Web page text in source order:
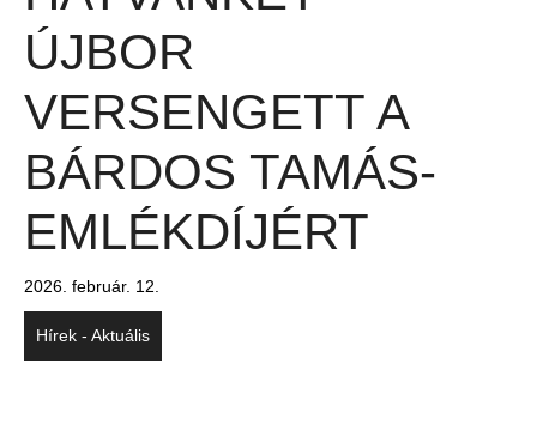
ÚJBOR
VERSENGETT A
BÁRDOS TAMÁS-
EMLÉKDÍJÉRT
2026. február. 12.
Hírek - Aktuális